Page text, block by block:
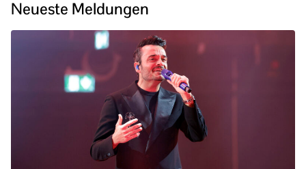
Neueste Meldungen